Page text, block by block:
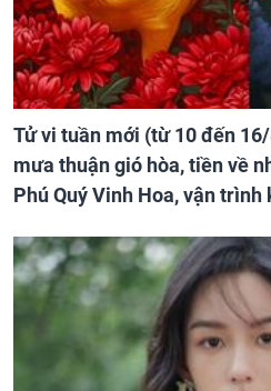
Tử vi tuần mới (từ 10 đến
mưa thuận gió hòa, tiền về
Phú Quý Vinh Hoa, vận trình